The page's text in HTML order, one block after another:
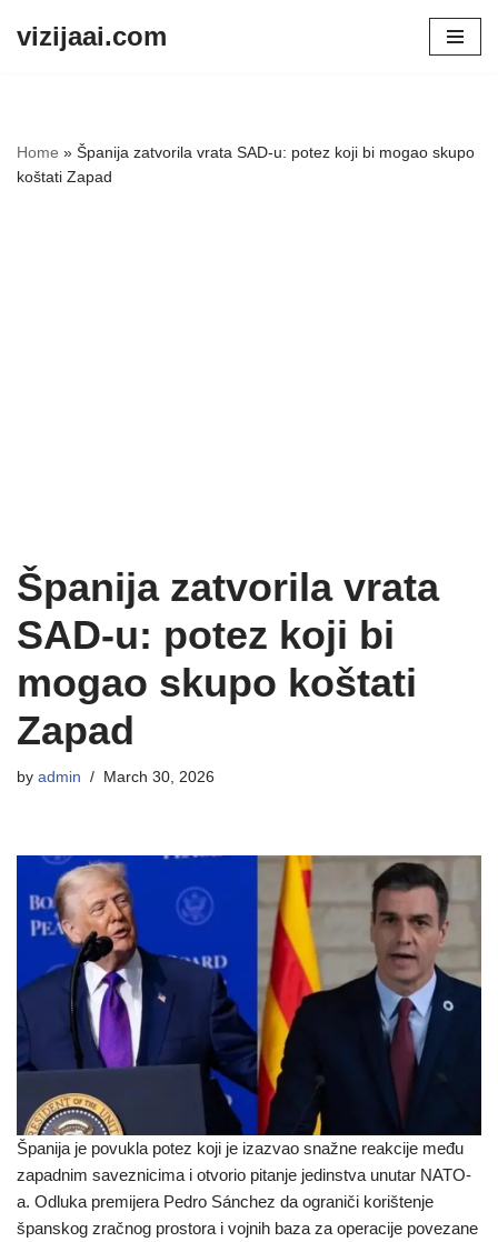
vizijaai.com
Home » Španija zatvorila vrata SAD-u: potez koji bi mogao skupo
koštati Zapad
Španija zatvorila vrata
SAD-u: potez koji bi
mogao skupo koštati
Zapad
by admin March 30, 2026
Španija je povukla potez koji je izazvao snažne reakcije među
zapadnim saveznicima i otvorio pitanje jedinstva unutar NATO-
a. Odluka premijera Pedro Sánchez da ograniči korištenje
španskog zračnog prostora i vojnih baza za operacije povezane